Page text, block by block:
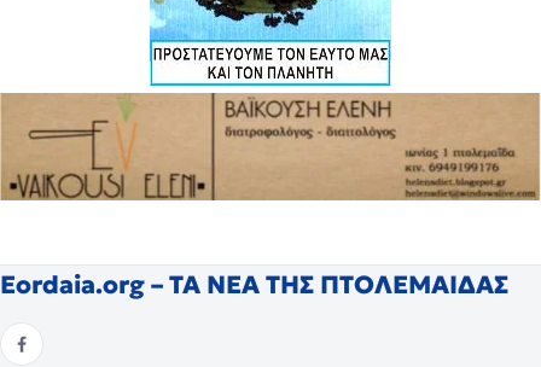
Eordaia.org – ΤΑ ΝΕΑ ΤΗΣ ΠΤΟΛΕΜΑΙΔΑΣ